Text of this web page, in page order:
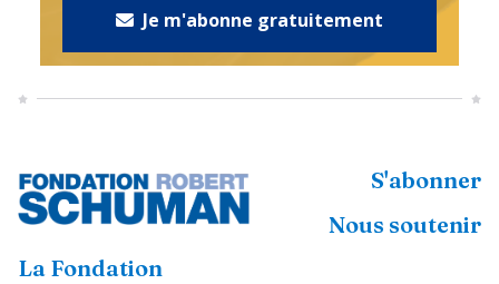
Je m'abonne gratuitement
S'abonner
Nous soutenir
La Fondation